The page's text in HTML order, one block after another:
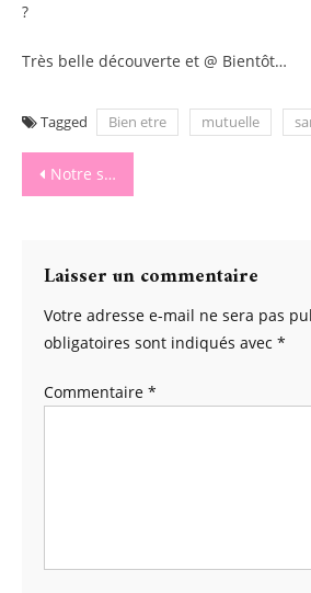
?
Très belle découverte et @ Bientôt…
Tagged Bien etre mutuelle
Navigation
de
l’article
Notre semaine de vacances en Vendée chez Chadotel
Laisser un commentaire
Votre adresse e-mail ne sera pas
obligatoires sont indiqués avec *
Commentaire *